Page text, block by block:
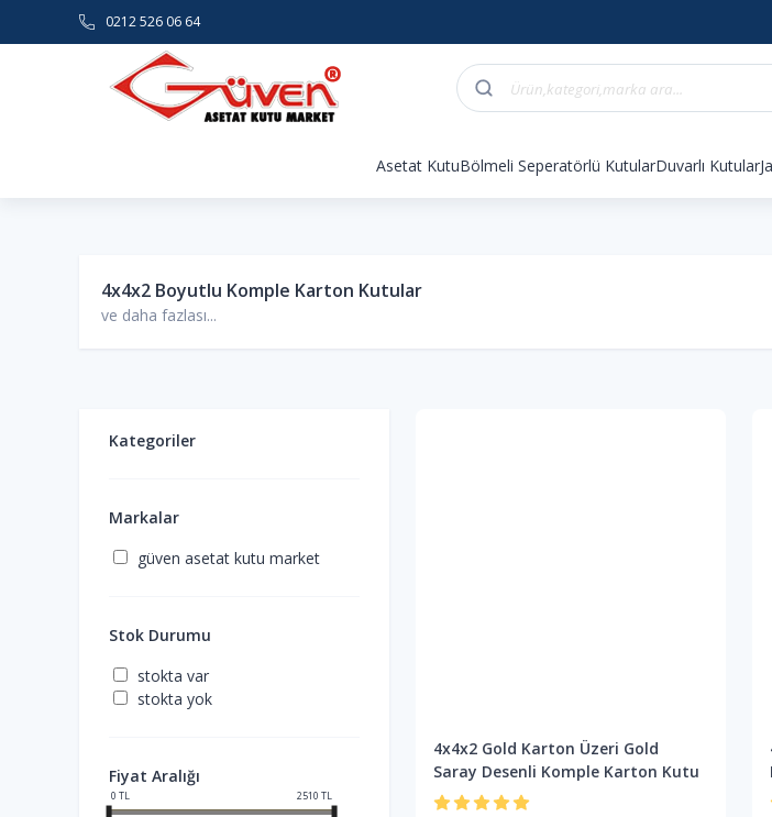
0212 526 06 64
Asetat KutuBölmeli Seperatörlü KutularDuvarlı Kutular
4x4x2 Boyutlu Komple Karton Kutular
ve daha fazlası...
Kategoriler
Markalar
güven asetat kutu market
Stok Durumu
stokta var
stokta yok
Fiyat Aralığı
0 TL 2510 TL
4x4x2 Gold Karton Üzeri Gold
Saray Desenli Komple Karton Kutu